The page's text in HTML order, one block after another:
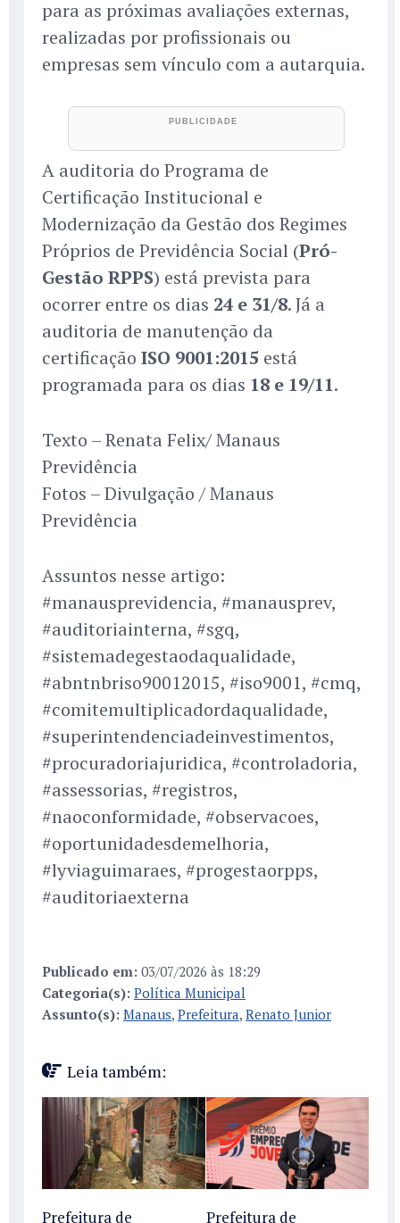
para as próximas avaliações externas,
realizadas por profissionais ou
empresas sem vínculo com a autarquia.
A auditoria do Programa de
Certificação Institucional e
Modernização da Gestão dos Regimes
Próprios de Previdência Social (Pró-
Gestão RPPS) está prevista para
ocorrer entre os dias 24 e 31/8. Já a
auditoria de manutenção da
certificação ISO 9001:2015 está
programada para os dias 18 e 19/11.
Texto – Renata Felix/ Manaus
Previdência
Fotos – Divulgação / Manaus
Previdência
Assuntos nesse artigo:
#manausprevidencia, #manausprev,
#auditoriainterna, #sgq,
#sistemadegestaodaqualidade,
#abntnbriso90012015, #iso9001, #cmq,
#comitemultiplicadordaqualidade,
#superintendenciadeinvestimentos,
#procuradoriajuridica, #controladoria,
#assessorias, #registros,
#naoconformidade, #observacoes,
#oportunidadesdemelhoria,
#lyviaguimaraes, #progestaorpps,
#auditoriaexterna
Publicado em: 03/07/2026 às 18:29
Categoria(s): Política Municipal
Assunto(s): Manaus, Prefeitura, Renato Junior
Leia também:
Prefeitura de
Prefeitura de